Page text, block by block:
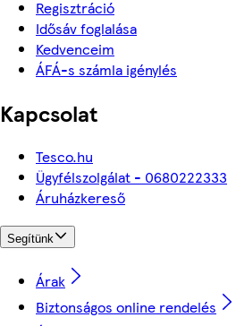
Regisztráció
Idősáv foglalása
Kedvenceim
ÁFÁ-s számla igénylés
Kapcsolat
Tesco.hu
Ügyfélszolgálat - 0680222333
Áruházkereső
Segítünk
Árak
Biztonságos online rendelés